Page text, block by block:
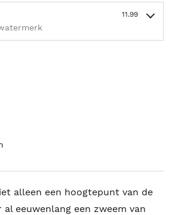
11.99
alleen een hoogtepunt van de
eeuwenlang een zweem van